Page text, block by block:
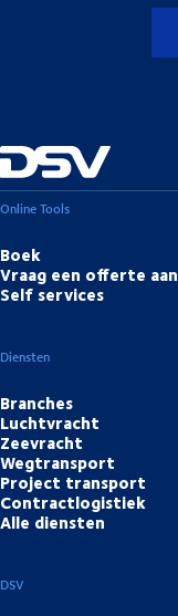
Online Tools
Boek
Vraag een offerte aan
Self services
Diensten
Branches
Luchtvracht
Zeevracht
Wegtransport
Project transport
Contractlogistiek
Alle diensten
DSV